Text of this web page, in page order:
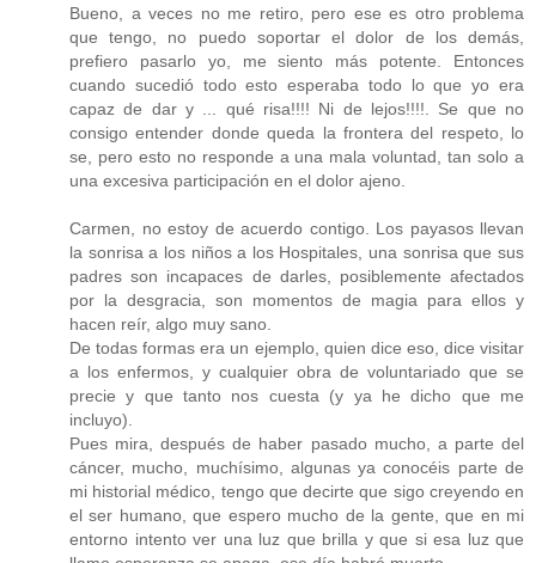
Bueno, a veces no me retiro, pero ese es otro problema
que tengo, no puedo soportar el dolor de los demás,
prefiero pasarlo yo, me siento más potente. Entonces
cuando sucedió todo esto esperaba todo lo que yo era
capaz de dar y ... qué risa!!!! Ni de lejos!!!!. Se que no
consigo entender donde queda la frontera del respeto, lo
se, pero esto no responde a una mala voluntad, tan solo a
una excesiva participación en el dolor ajeno.
Carmen, no estoy de acuerdo contigo. Los payasos llevan
la sonrisa a los niños a los Hospitales, una sonrisa que sus
padres son incapaces de darles, posiblemente afectados
por la desgracia, son momentos de magia para ellos y
hacen reír, algo muy sano.
De todas formas era un ejemplo, quien dice eso, dice visitar
a los enfermos, y cualquier obra de voluntariado que se
precie y que tanto nos cuesta (y ya he dicho que me
incluyo).
Pues mira, después de haber pasado mucho, a parte del
cáncer, mucho, muchísimo, algunas ya conocéis parte de
mi historial médico, tengo que decirte que sigo creyendo en
el ser humano, que espero mucho de la gente, que en mi
entorno intento ver una luz que brilla y que si esa luz que